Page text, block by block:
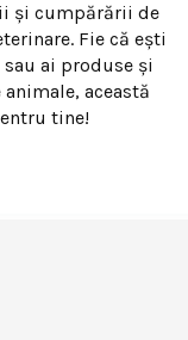
și cumpărării de
Fie că ești
ai produse și
această
tine!